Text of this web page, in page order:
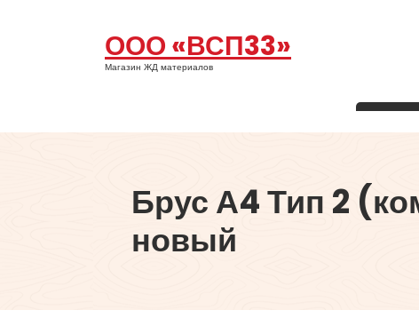
ООО «ВСП33»
Магазин ЖД материалов
Брус А4 Тип 2
новый